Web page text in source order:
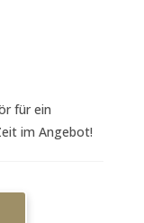
für ein
im Angebot!